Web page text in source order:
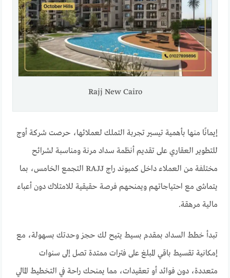
Rajj New Cairo
إيمانًا منها بأهمية تيسير تجربة التملك لعملائها، حرصت شركة أوج
للتطوير العقاري على تقديم أنظمة سداد مرنة ومناسبة لشرائح
مختلفة من العملاء داخل كمبوند راج RAJJ التجمع الخامس، بما
يتماشى مع احتياجاتهم ويمنحهم فرصة حقيقية للامتلاك دون أعباء
مالية مرهقة.
تبدأ خطط السداد بمقدم بسيط يتيح لك حجز وحدتك بسهولة، مع
إمكانية تقسيط باقي المبلغ على فترات ممتدة تصل إلى سنوات
متعددة، دون فوائد أو تعقيدات، مما يمنحك راحة في التخطيط المالي